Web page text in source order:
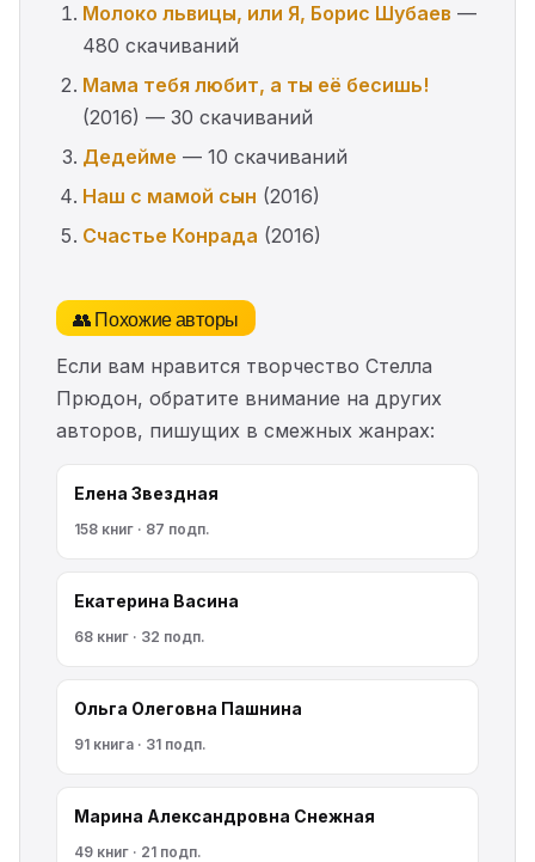
Молоко львицы, или Я, Борис Шубаев —
480 скачиваний
Мама тебя любит, а ты её бесишь!
(2016) — 30 скачиваний
Дедейме — 10 скачиваний
Наш с мамой сын (2016)
Счастье Конрада (2016)
👥 Похожие авторы
Если вам нравится творчество Стелла
Прюдон, обратите внимание на других
авторов, пишущих в смежных жанрах:
Елена Звездная
158 книг · 87 подп.
Екатерина Васина
68 книг · 32 подп.
Ольга Олеговна Пашнина
91 книга · 31 подп.
Марина Александровна Снежная
49 книг · 21 подп.